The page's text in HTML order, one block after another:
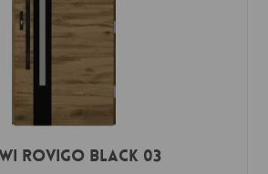
ROVIGO BLACK 03